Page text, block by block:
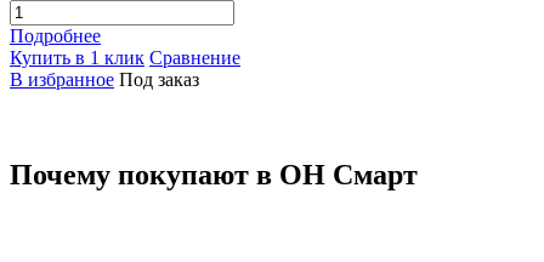
Подробнее
Купить в 1 клик Сравнение
В избранное Под заказ
Почему покупают в ОН Смарт